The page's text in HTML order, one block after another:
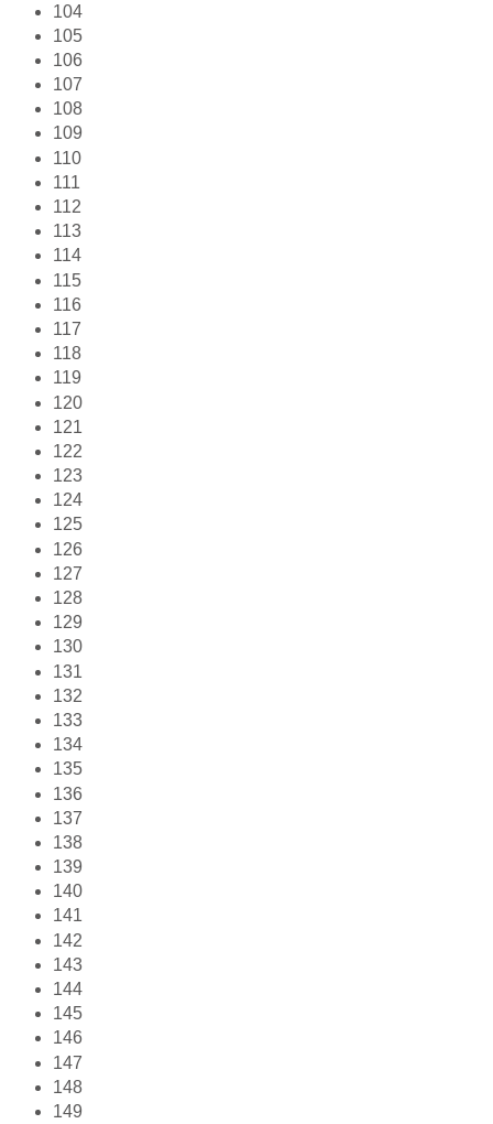
104
105
106
107
108
109
110
111
112
113
114
115
116
117
118
119
120
121
122
123
124
125
126
127
128
129
130
131
132
133
134
135
136
137
138
139
140
141
142
143
144
145
146
147
148
149